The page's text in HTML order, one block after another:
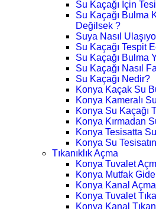
Su Kaçağı İçin
Su Kaçağı Bulma
Değilsek ?
Suya Nasıl
Su Kaçağı Tespit
Su Kaçağı Bulma
Su Kaçağı Nasıl
Su Kaçağı Nedir?
Konya Kaçak Su
Konya Kameralı
Konya Su Kaçağı
Konya Kırmadan
Konya Tesisatta
Konya Su
Tıkanıklık Açma
Konya Tuvalet
Konya Mutfak
Konya Kanal Açma
Konya Tuvalet
Konya Kanal